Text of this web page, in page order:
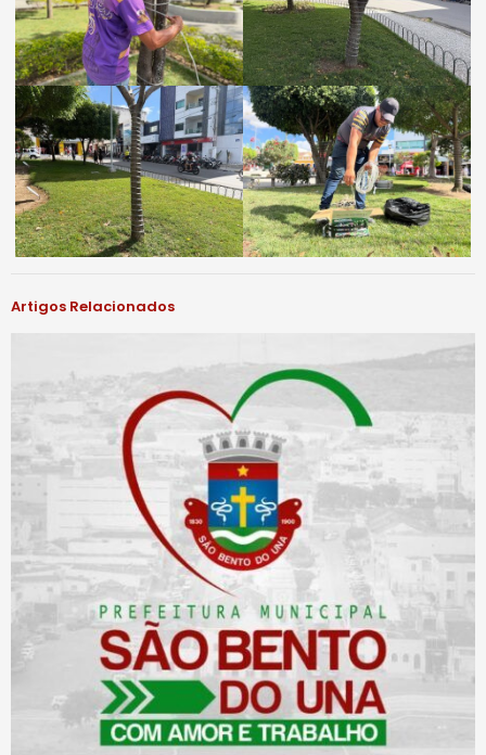
Artigos Relacionados